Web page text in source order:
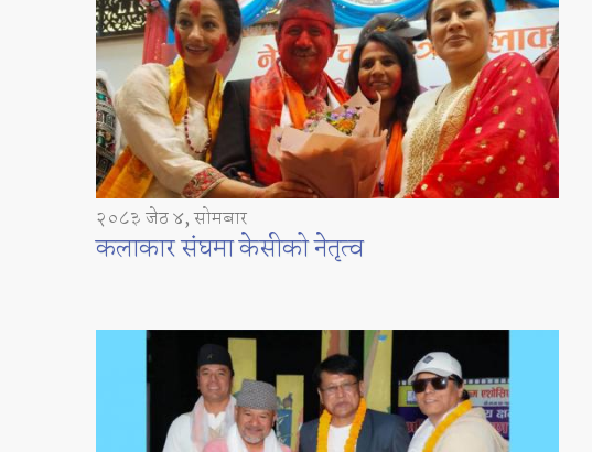
२०८३ जेठ ४, सोमबार
कलाकार संघमा केसीको नेतृत्व